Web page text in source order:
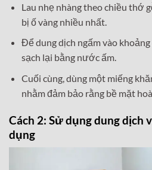
Lau nhẹ nhàng theo chiều thớ
bị ố vàng nhiều nhất.
Để dung dịch ngấm vào
sạch lại bằng nước ấm.
Cuối cùng, dùng một miếng
nhằm đảm bảo rằng bề mặt
Cách 2: Sử dụng dung dịch
dụng